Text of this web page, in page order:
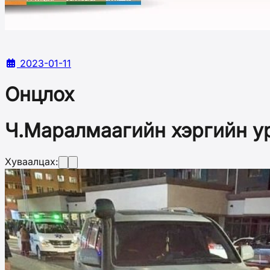
2023-01-11
Онцлох
Ч.Маралмаагийн хэргийн
Хуваалцах: